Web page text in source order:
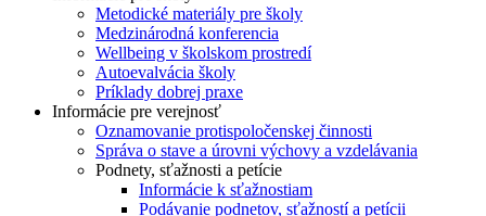
Metodické materiály pre školy
Medzinárodná konferencia
Wellbeing v školskom prostredí
Autoevalvácia školy
Príklady dobrej praxe
Informácie pre verejnosť
Oznamovanie protispoločenskej činnosti
Správa o stave a úrovni výchovy a vzdelávania
Podnety, sťažnosti a petície
Informácie k sťažnostiam
Podávanie podnetov, sťažností a petícii